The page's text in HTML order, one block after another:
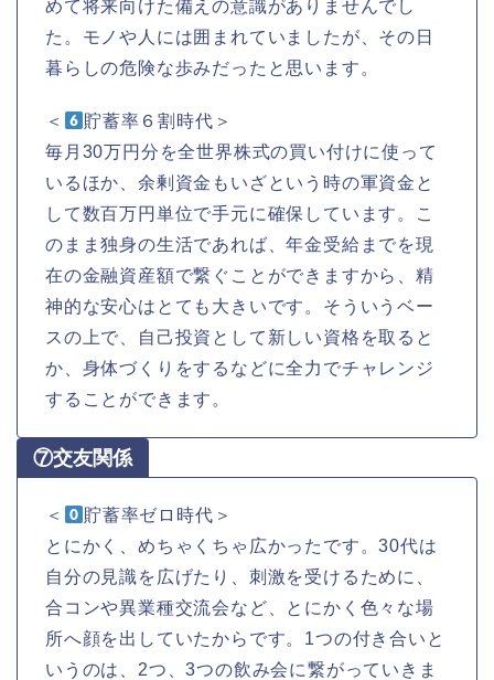
めて将来向けた備えの意識がありませんでし
た。モノや人には囲まれていましたが、その日
暮らしの危険な歩みだったと思います。
＜
貯蓄率６割時代＞
毎月30万円分を全世界株式の買い付けに使って
いるほか、余剰資金もいざという時の軍資金と
して数百万円単位で手元に確保しています。こ
のまま独身の生活であれば、年金受給までを現
在の金融資産額で繋ぐことができますから、精
神的な安心はとても大きいです。そういうベー
スの上で、自己投資として新しい資格を取ると
か、身体づくりをするなどに全力でチャレンジ
することができます。
⑦交友関係
＜
貯蓄率ゼロ時代＞
とにかく、めちゃくちゃ広かったです。30代は
自分の見識を広げたり、刺激を受けるために、
合コンや異業種交流会など、とにかく色々な場
所へ顔を出していたからです。1つの付き合いと
いうのは、2つ、3つの飲み会に繋がっていきま